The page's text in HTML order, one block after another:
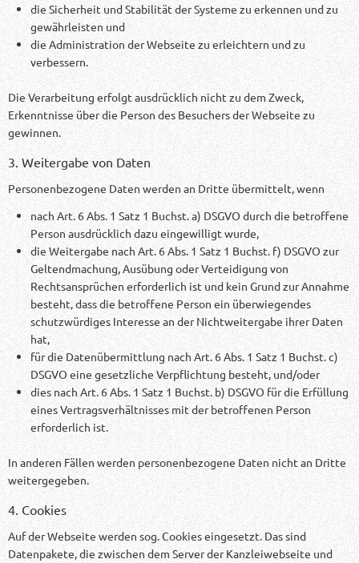
die Sicherheit und Stabilität der Systeme zu erkennen und zu
gewährleisten und
die Administration der Webseite zu erleichtern und zu
verbessern.
Die Verarbeitung erfolgt ausdrücklich nicht zu dem Zweck,
Erkenntnisse über die Person des Besuchers der Webseite zu
gewinnen.
3. Weitergabe von Daten
Personenbezogene Daten werden an Dritte übermittelt, wenn
nach Art. 6 Abs. 1 Satz 1 Buchst. a) DSGVO durch die betroffene
Person ausdrücklich dazu eingewilligt wurde,
die Weitergabe nach Art. 6 Abs. 1 Satz 1 Buchst. f) DSGVO zur
Geltendmachung, Ausübung oder Verteidigung von
Rechtsansprüchen erforderlich ist und kein Grund zur Annahme
besteht, dass die betroffene Person ein überwiegendes
schutzwürdiges Interesse an der Nichtweitergabe ihrer Daten
hat,
für die Datenübermittlung nach Art. 6 Abs. 1 Satz 1 Buchst. c)
DSGVO eine gesetzliche Verpflichtung besteht, und/oder
dies nach Art. 6 Abs. 1 Satz 1 Buchst. b) DSGVO für die Erfüllung
eines Vertragsverhältnisses mit der betroffenen Person
erforderlich ist.
In anderen Fällen werden personenbezogene Daten nicht an Dritte
weitergegeben.
4. Cookies
Auf der Webseite werden sog. Cookies eingesetzt. Das sind
Datenpakete, die zwischen dem Server der Kanzleiwebseite und